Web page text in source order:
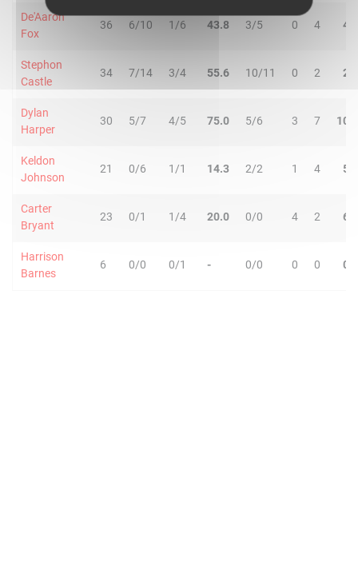
De'Aaron
Fox
36 6/10 1/6 43.8 3/5 0 4 4
Stephon
Castle
34 7/14 3/4 55.6 10/11 0 2 2
Dylan
Harper
30 5/7 4/5 75.0 5/6 3 7 10
Keldon
Johnson
21 0/6 1/1 14.3 2/2 1 4 5
Carter
Bryant
23 0/1 1/4 20.0 0/0 4 2 6
Harrison
Barnes
6 0/0 0/1 - 0/0 0 0 0